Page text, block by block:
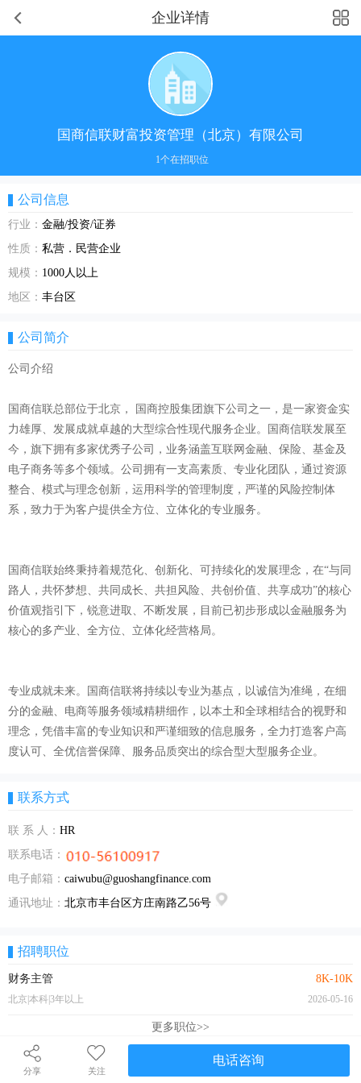
企业详情
分享 关注
电话咨询
国商信联财富投资管理（北京）有限公司
1个在招职位
公司信息
行业： 金融/投资/证券
性质： 私营．民营企业
规模： 1000人以上
地区： 丰台区
公司简介
公司介绍
国商信联总部位于北京， 国商控股集团旗下公司之一，是一家资金实
力雄厚、发展成就卓越的大型综合性现代服务企业。国商信联发展至
今，旗下拥有多家优秀子公司，业务涵盖互联网金融、保险、基金及
电子商务等多个领域。公司拥有一支高素质、专业化团队，通过资源
整合、模式与理念创新，运用科学的管理制度，严谨的风险控制体
系，致力于为客户提供全方位、立体化的专业服务。
国商信联始终秉持着规范化、创新化、可持续化的发展理念，在“与同
路人，共怀梦想、共同成长、共担风险、共创价值、共享成功”的核心
价值观指引下，锐意进取、不断发展，目前已初步形成以金融服务为
核心的多产业、全方位、立体化经营格局。
专业成就未来。国商信联将持续以专业为基点，以诚信为准绳，在细
分的金融、电商等服务领域精耕细作，以本土和全球相结合的视野和
理念，凭借丰富的专业知识和严谨细致的信息服务，全力打造客户高
度认可、全优信誉保障、服务品质突出的综合型大型服务企业。
联系方式
联 系 人： HR
联系电话：
电子邮箱： caiwubu@guoshangfinance.com
通讯地址： 北京市丰台区方庄南路乙56号
招聘职位
财务主管 8K-10K
北京|本科|3年以上 2026-05-16
更多职位>>